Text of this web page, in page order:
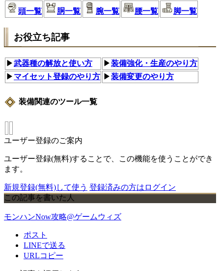
頭一覧 胴一覧 腕一覧 腰一覧 脚一覧
お役立ち記事
▶武器種の解放と使い方 ▶装備強化・生産のやり方
▶ マイセット登録のやり方 ▶装備変更のやり方
装備関連のツール一覧
ユーザー登録のご案内
ユーザー登録(無料)することで、この機能を使うことができ
ます。
新規登録(無料)して使う 登録済みの方はログイン
この記事を書いた人
モンハンNow攻略@ゲームウィズ
ポスト
LINEで送る
URLコピー